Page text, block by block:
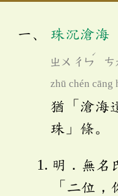
珠沉滄海
ㄓㄨ ㄔㄣ
ˊ
ㄘ
zhū chén cāng
猶「滄海
珠」條。
明．無名
「二位